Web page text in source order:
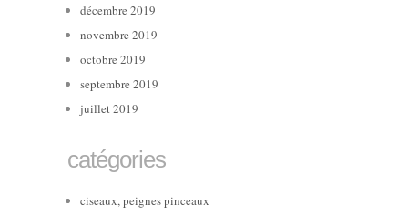
décembre 2019
novembre 2019
octobre 2019
septembre 2019
juillet 2019
catégories
ciseaux, peignes pinceaux